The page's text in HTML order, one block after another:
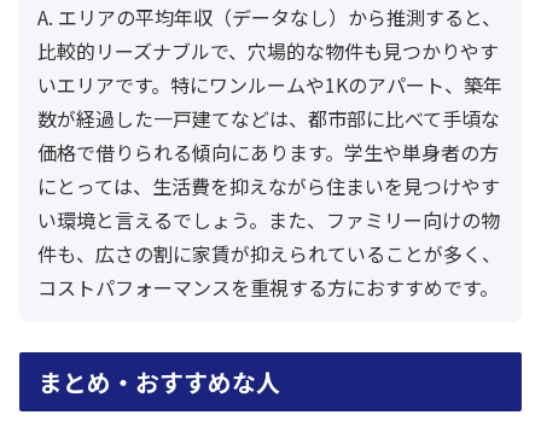
A. エリアの平均年収（データなし）から推測すると、
比較的リーズナブルで、穴場的な物件も見つかりやす
いエリアです。特にワンルームや1Kのアパート、築年
数が経過した一戸建てなどは、都市部に比べて手頃な
価格で借りられる傾向にあります。学生や単身者の方
にとっては、生活費を抑えながら住まいを見つけやす
い環境と言えるでしょう。また、ファミリー向けの物
件も、広さの割に家賃が抑えられていることが多く、
コストパフォーマンスを重視する方におすすめです。
まとめ・おすすめな人